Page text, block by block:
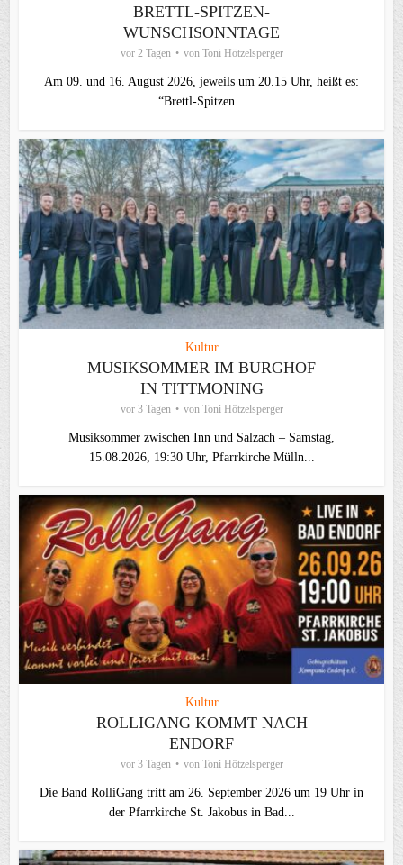
BRETTL-SPITZEN-
WUNSCHSONNTAGE
vor 2 Tagen von Toni Hötzelsperger
Am 09. und 16. August 2026, jeweils um 20.15 Uhr, heißt es:
“Brettl-Spitzen...
Kultur
MUSIKSOMMER IM BURGHOF
IN TITTMONING
vor 3 Tagen von Toni Hötzelsperger
Musiksommer zwischen Inn und Salzach – Samstag,
15.08.2026, 19:30 Uhr, Pfarrkirche Mülln...
Kultur
ROLLIGANG KOMMT NACH
ENDORF
vor 3 Tagen von Toni Hötzelsperger
Die Band RolliGang tritt am 26. September 2026 um 19 Uhr in
der Pfarrkirche St. Jakobus in Bad...